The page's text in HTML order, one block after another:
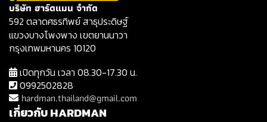
บริษัท ฮาร์ดแมน จำกัด
592 ตลาดศธรทิพย์ สาธุประดิษฐ์
แขวงบางโพงพาง เขตยานนาวา
กรุงเทพมหานคร 10120
เปิดทุกวัน เวลา 08.30-17.30 น.
0992502828
hardman.thailand@gmail.com
เกี่ยวกับ HARDMAN